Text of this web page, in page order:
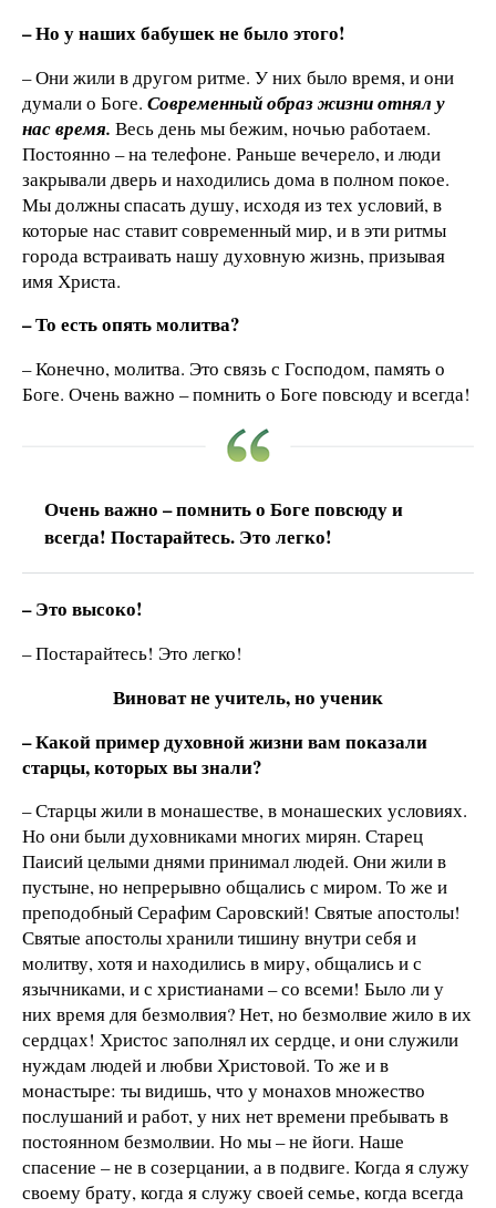
– Но у наших бабушек не было этого!
– Они жили в другом ритме. У них было время, и они
думали о Боге. Современный образ жизни отнял у
нас время. Весь день мы бежим, ночью работаем.
Постоянно – на телефоне. Раньше вечерело, и люди
закрывали дверь и находились дома в полном покое.
Мы должны спасать душу, исходя из тех условий, в
которые нас ставит современный мир, и в эти ритмы
города встраивать нашу духовную жизнь, призывая
имя Христа.
– То есть опять молитва?
– Конечно, молитва. Это связь с Господом, память о
Боге. Очень важно – помнить о Боге повсюду и всегда!
Очень важно – помнить о Боге повсюду и
всегда! Постарайтесь. Это легко!
– Это высоко!
– Постарайтесь! Это легко!
Виноват не учитель, но ученик
– Какой пример духовной жизни вам показали
старцы, которых вы знали?
– Старцы жили в монашестве, в монашеских условиях.
Но они были духовниками многих мирян. Старец
Паисий целыми днями принимал людей. Они жили в
пустыне, но непрерывно общались с миром. То же и
преподобный Серафим Саровский! Святые апостолы!
Святые апостолы хранили тишину внутри себя и
молитву, хотя и находились в миру, общались и с
язычниками, и с христианами – со всеми! Было ли у
них время для безмолвия? Нет, но безмолвие жило в их
сердцах! Христос заполнял их сердце, и они служили
нуждам людей и любви Христовой. То же и в
монастыре: ты видишь, что у монахов множество
послушаний и работ, у них нет времени пребывать в
постоянном безмолвии. Но мы – не йоги. Наше
спасение – не в созерцании, а в подвиге. Когда я служу
своему брату, когда я служу своей семье, когда всегда